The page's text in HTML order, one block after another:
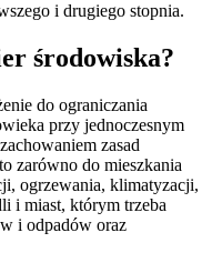
i drugiego stopnia.
środowiska?
do ograniczania
przy jednoczesnym
zasad
zarówno do mieszkania
ogrzewania, klimatyzacji,
i miast, którym trzeba
i odpadów oraz